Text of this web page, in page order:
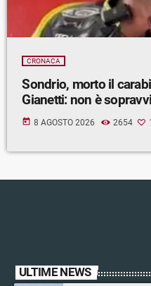
CRONACA
Sondrio, morto il
Gianetti: non è
today 8 AGOSTO 2026 2654 1
ULTIME NEWS